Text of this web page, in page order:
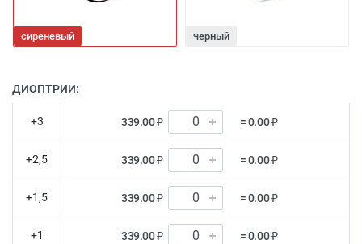
сиреневый черный
ДИОПТРИИ:
+3 339.00 ₽ = 0.00 ₽
+2,5 339.00 ₽ = 0.00 ₽
+1,5 339.00 ₽ = 0.00 ₽
+1 339.00 ₽ = 0.00 ₽